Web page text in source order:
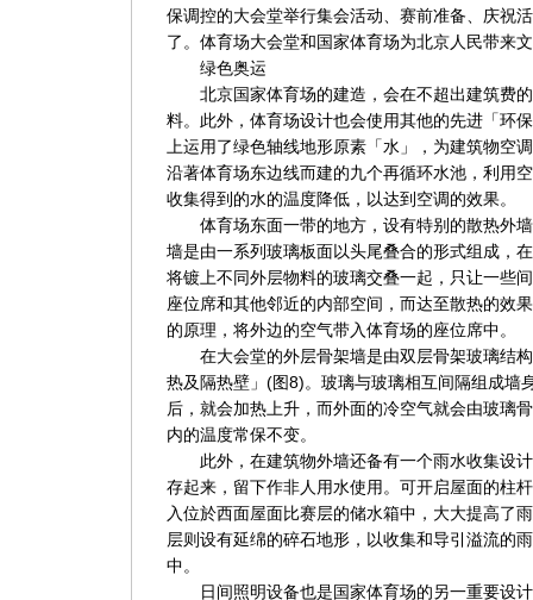
保调控的大会堂举行集会活动、赛前准备、庆祝
了。体育场大会堂和国家体育场为北京人民带来
绿色奥运
北京国家体育场的建造，会在不超出建筑费的
料。此外，体育场设计也会使用其他的先进「环
上运用了绿色轴线地形原素「水」，为建筑物空
沿著体育场东边线而建的九个再循环水池，利用
收集得到的水的温度降低，以达到空调的效果。
体育场东面一带的地方，设有特别的散热外墙
墙是由一系列玻璃板面以头尾叠合的形式组成，
将镀上不同外层物料的玻璃交叠一起，只让一些
座位席和其他邻近的内部空间，而达至散热的效
的原理，将外边的空气带入体育场的座位席中。
在大会堂的外层骨架墙是由双层骨架玻璃结构
热及隔热壁」(图8)。玻璃与玻璃相互间隔组成墙
后，就会加热上升，而外面的冷空气就会由玻璃
内的温度常保不变。
此外，在建筑物外墙还备有一个雨水收集设计
存起来，留下作非人用水使用。可开启屋面的柱
入位於西面屋面比赛层的储水箱中，大大提高了
层则设有延绵的碎石地形，以收集和导引溢流的
中。
日间照明设备也是国家体育场的另一重要设计